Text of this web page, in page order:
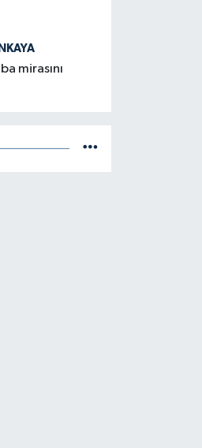
mirasını